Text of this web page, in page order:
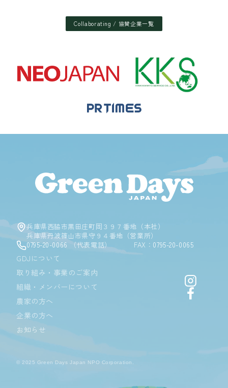
Collaborating / 協賛企業一覧
GDJについて
取り組み・事業のご案内
組織・メンバーについて
農家の方へ
企業の方へ
お知らせ
Green
兵庫県西脇市黒田庄町岡３９７番地（本社）
兵庫県丹波篠山市県守９４番地（営業所）
0795-20-0066 （代表電話） FAX： 0795-20-0065
© 2025 Green Days Japan NPO Corporation.